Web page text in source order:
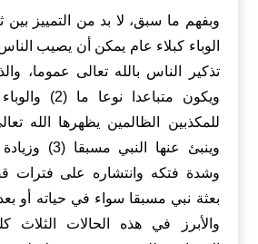
الوباء كبلاء عام يمكن أن يصيب
تذكير الناس بالله تعالى عموما،
ويكون متباعدا
للمكذبين الظالمين يظهرها الله
وينبئ عنها
وشدة فتكه وانتشاره على فترات
بعثة نبي مسبقا سواء في حياته أو
والأبرز في هذه الحالات الثلاث